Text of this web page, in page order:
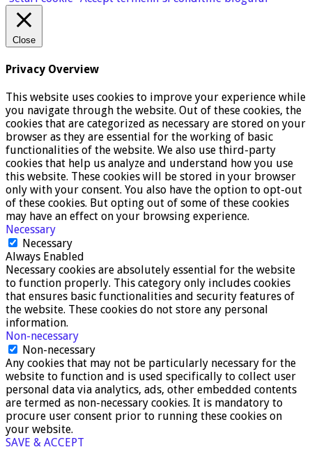
Close
Privacy Overview
This website uses cookies to improve your experience while
you navigate through the website. Out of these cookies, the
cookies that are categorized as necessary are stored on your
browser as they are essential for the working of basic
functionalities of the website. We also use third-party
cookies that help us analyze and understand how you use
this website. These cookies will be stored in your browser
only with your consent. You also have the option to opt-out
of these cookies. But opting out of some of these cookies
may have an effect on your browsing experience.
Necessary
Necessary
Always Enabled
Necessary cookies are absolutely essential for the website
to function properly. This category only includes cookies
that ensures basic functionalities and security features of
the website. These cookies do not store any personal
information.
Non-necessary
Non-necessary
Any cookies that may not be particularly necessary for the
website to function and is used specifically to collect user
personal data via analytics, ads, other embedded contents
are termed as non-necessary cookies. It is mandatory to
procure user consent prior to running these cookies on
your website.
SAVE & ACCEPT